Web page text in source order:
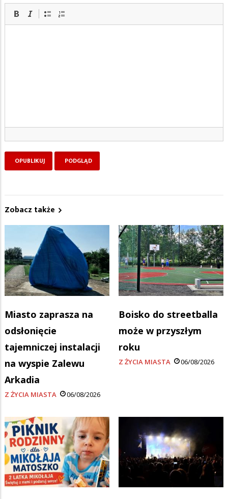
Zobacz także
Miasto zaprasza na
odsłonięcie
tajemniczej instalacji
na wyspie Zalewu
Arkadia
Z ŻYCIA MIASTA 06/08/2026
Boisko do streetballa
może w przyszłym
roku
Z ŻYCIA MIASTA 06/08/2026